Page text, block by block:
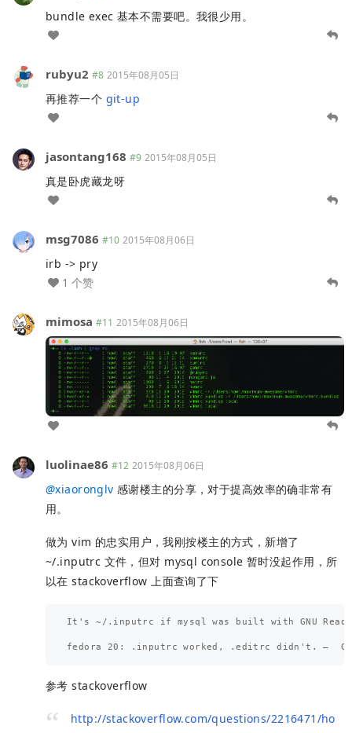
bundle exec 基本不需要吧。我很少用。
rubyu2 #8 2015年08月05日
再推荐一个 git-up
jasontang168 #9 2015年08月05日
真是卧虎藏龙呀
msg7086 #10 2015年08月06日
irb -> pry
1 个赞
mimosa #11 2015年08月06日
luolinae86 #12 2015年08月06日
@xiaoronglv 感谢楼主的分享，对于提高效率的确非常有
用。
做为 vim 的忠实用户，我刚按楼主的方式，新增了
~/.inputrc 文件，但对 mysql console 暂时没起作用，所
以在 stackoverflow 上面查询了下
It's ~/.inputrc if mysql was built with GNU
参考 stackoverflow
http://stackoverflow.com/questions/2216471/ho